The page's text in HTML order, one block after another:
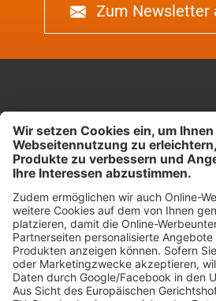
Zum Newsletter
Kreuzstrasse 26
8008 Zürich
Impressum & Datenschutz
Cookie-Einstellungen
Our website is